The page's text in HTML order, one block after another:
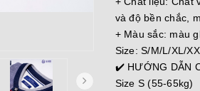
và độ bền chắc,
+ Màu sắc: màu
Size: S/M/L/XL/
✔️ HƯỚNG DẪN
Size S (55-65kg)